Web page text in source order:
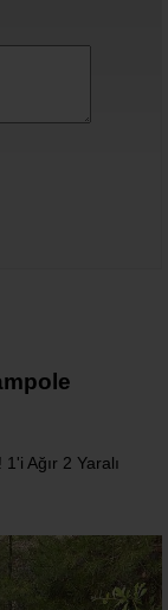
Ağır 2 Yaralı